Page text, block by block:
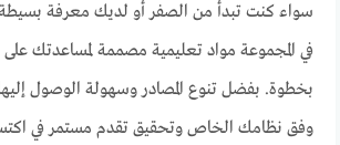
سواء كنت تبدأ من الصفر أو لديك معرفة بسيطة
في المجموعة مواد تعليمية مصممة لمساعدتك
بخطوة. بفضل تنوع المصادر وسهولة الوصول
وفق نظامك الخاص وتحقيق تقدم مستمر في